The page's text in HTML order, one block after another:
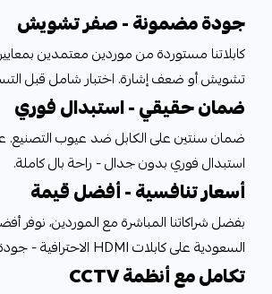
جودة مضمونة - صفر تشويش
تشويش أو ضعف إشارة. اختبار شامل قبل
ضمان حقيقي - استبدال فوري
ضمان سنتين على الكابل ضد عيوب التصنيع.
استبدال فوري بدون جدال - راحة بال كاملة.
أسعار تنافسية - أفضل قيمة
بفضل شراكاتنا المباشرة مع الموردين، نوفر
السعودية على كابلات HDMI الاحترافية - جودة عالية بسعر عادل.
تكامل مع أنظمة CCTV